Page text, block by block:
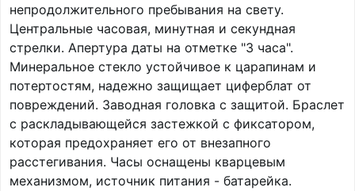
непродолжительного пребывания на свету.
Центральные часовая, минутная и секундная
стрелки. Апертура даты на отметке "3 часа".
Минеральное стекло устойчивое к царапинам и
потертостям, надежно защищает циферблат от
повреждений. Заводная головка с защитой. Браслет
с раскладывающейся застежкой с фиксатором,
которая предохраняет его от внезапного
расстегивания. Часы оснащены кварцевым
механизмом, источник питания - батарейка.